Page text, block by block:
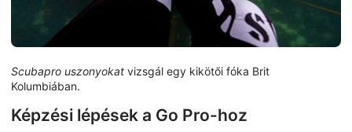
Scubapro uszonyokat vizsgál egy kikötői fóka Brit
Kolumbiában.
Képzési lépések a Go Pro-hoz